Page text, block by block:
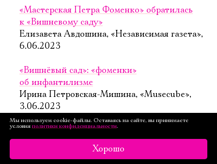
«Мастерская Петра Фоменко» обратилась
к «Вишневому саду»
Елизавета Авдошина, «Независимая газета»,
6.06.2023
«Вишнёвый сад»: «фоменки»
об инфантилизме
Ирина Петровская-Мишина, «Musecube»,
3.06.2023
Федор Малышев: «Я пытаюсь в каждой
работе что-то разгадать»
Ольга Романцова, «Перспектива. Поколение
Мы используем cookie-файлы. Оставаясь на сайте, вы принимаете
условия политики конфиденциальности.
Хорошо